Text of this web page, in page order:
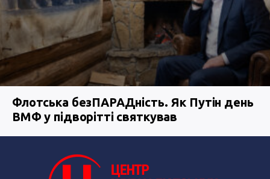
Флотська безПАРАДність. Як Путін день
ВМФ у підворітті святкував